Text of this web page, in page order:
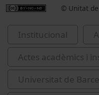
© Unitat
Institucional
Actes acadèmics i
Universitat de